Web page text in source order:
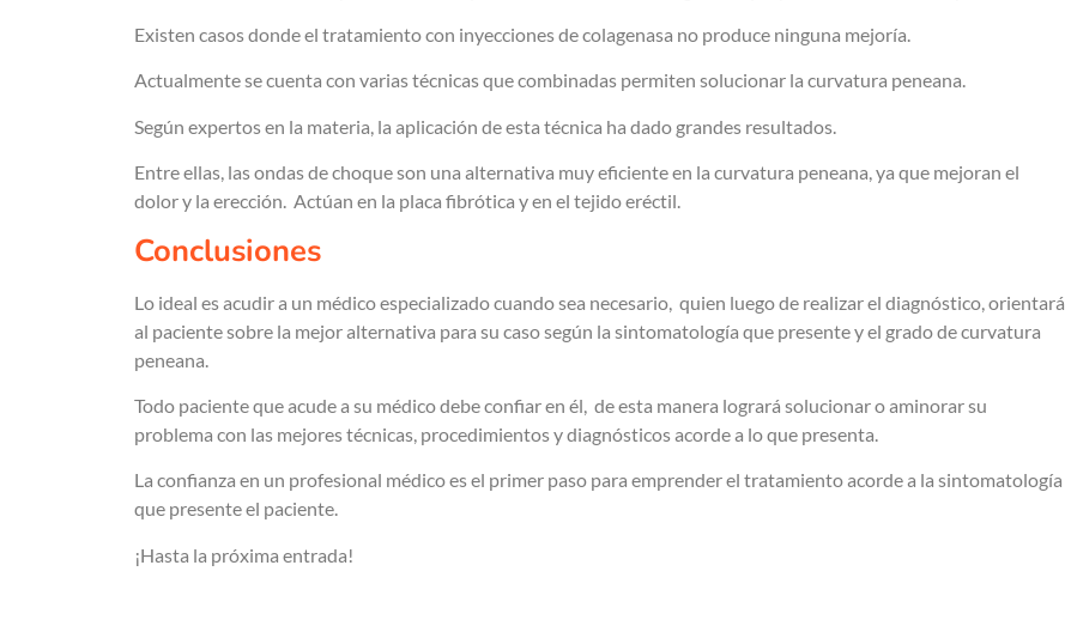
Existen casos donde el tratamiento con inyecciones de colagenasa no produce ninguna mejoría.
Actualmente se cuenta con varias técnicas que combinadas permiten solucionar la curvatura peneana.
Según expertos en la materia, la aplicación de esta técnica ha dado grandes resultados.
Entre ellas, las ondas de choque son una alternativa muy eficiente en la curvatura peneana, ya que mejoran el
dolor y la erección. Actúan en la placa fibrótica y en el tejido eréctil.
Conclusiones
Lo ideal es acudir a un médico especializado cuando sea necesario, quien luego de realizar el diagnóstico, orientará
al paciente sobre la mejor alternativa para su caso según la sintomatología que presente y el grado de curvatura
peneana.
Todo paciente que acude a su médico debe confiar en él, de esta manera logrará solucionar o aminorar su
problema con las mejores técnicas, procedimientos y diagnósticos acorde a lo que presenta.
La confianza en un profesional médico es el primer paso para emprender el tratamiento acorde a la sintomatología
que presente el paciente.
¡Hasta la próxima entrada!